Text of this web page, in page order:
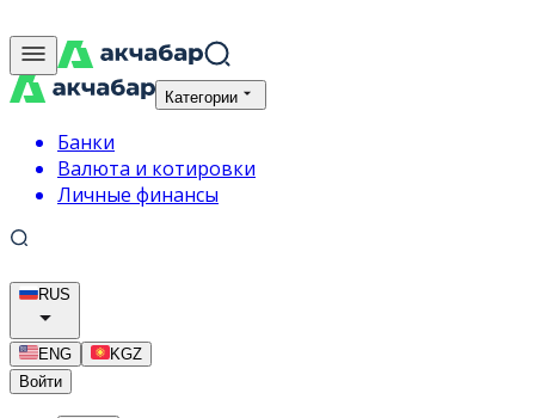
Категории
Банки
Валюта и котировки
Личные финансы
RUS
ENG
KGZ
Войти